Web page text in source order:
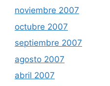
noviembre 2007
octubre 2007
septiembre 2007
agosto 2007
abril 2007